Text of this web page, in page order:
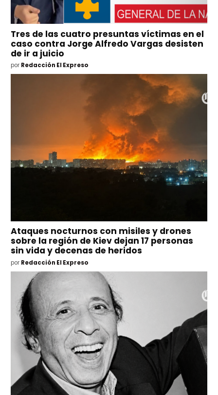
Tres de las cuatro presuntas víctimas en el
caso contra Jorge Alfredo Vargas desisten
de ir a juicio
por Redacción El Expreso
Ataques nocturnos con misiles y drones
sobre la región de Kiev dejan 17 personas
sin vida y decenas de heridos
por Redacción El Expreso